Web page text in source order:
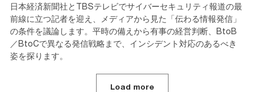
日本経済新聞社とTBSテレビでサイバーセキュリティ報道の最
前線に立つ記者を迎え、メディアから見た「伝わる情報発信」
の条件を議論します。平時の備えから有事の経営判断、BtoB
／BtoCで異なる発信戦略まで、インシデント対応のあるべき
姿を探ります。
Load more